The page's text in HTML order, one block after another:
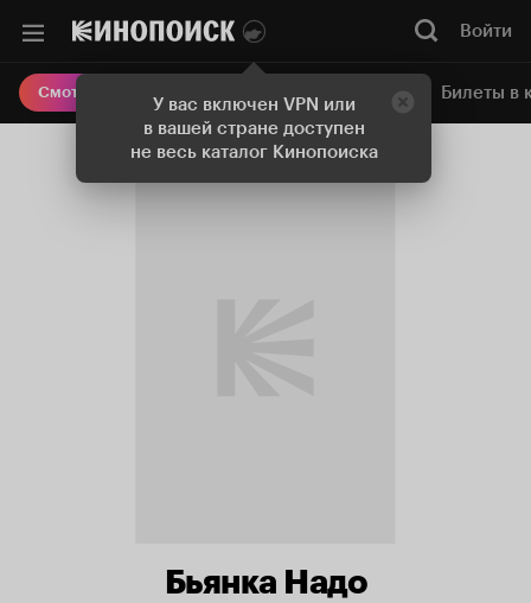
У вас включен VPN или
в вашей стране доступен
не весь каталог Кинопоиска
Войти
Смотреть кино Онлайн-кинотеатр Билеты в
Бьянка Надо